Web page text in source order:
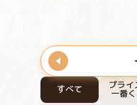
すべて プラ
一番